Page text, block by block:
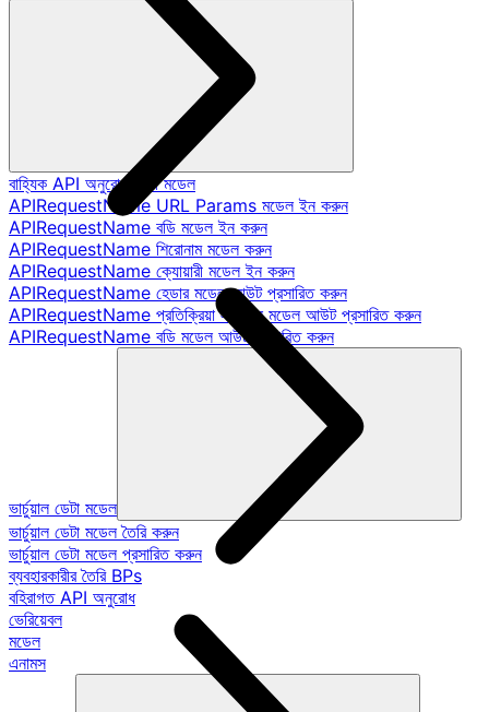
বাহ্যিক API অনুরোধ ডেটা মডেল
APIRequestName URL Params মডেল ইন করুন
APIRequestName বডি মডেল ইন করুন
APIRequestName শিরোনাম মডেল করুন
APIRequestName ক্যোয়ারী মডেল ইন করুন
APIRequestName হেডার মডেল আউট প্রসারিত করুন
APIRequestName প্রতিক্রিয়া স্ট্যাটাস মডেল আউট প্রসারিত করুন
APIRequestName বডি মডেল আউট প্রসারিত করুন
ভার্চুয়াল ডেটা মডেল
ভার্চুয়াল ডেটা মডেল তৈরি করুন
ভার্চুয়াল ডেটা মডেল প্রসারিত করুন
ব্যবহারকারীর তৈরি BPs
বহিরাগত API অনুরোধ
ভেরিয়েবল
মডেল
এনামস